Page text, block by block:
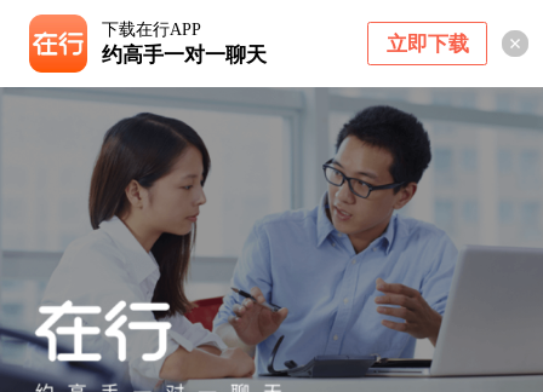
下载在行APP
约高手一对一聊天 立即下载